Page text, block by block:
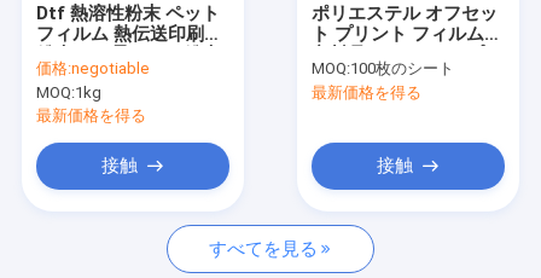
オフセット印刷フィルム
サブライメーション印刷材料
Dtf 熱溶性粉末 ペット
フィルム 熱伝送印刷用
価格:negotiable
MOQ:1kg
最新価格を得る
接触
ポリエステル オフセッ
ト プリント フィルム
ント 輝く/マット 表面
仕上げ
MOQ:100枚のシート
最新価格を得る
接触
すべてを見る